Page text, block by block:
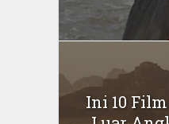
Ini 10